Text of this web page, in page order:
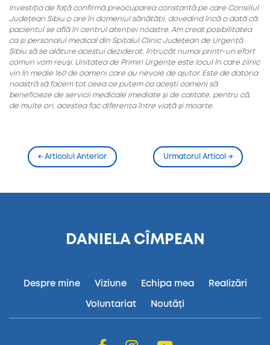
Investiția de față confirmă preocuparea constantă pe care Consiliul
Județean Sibiu o are în domeniul sănătății, dovedind încă o dată că
pacientul se află în centrul atenției noastre. Am creat posibilitatea
ca și personalul medical din Spitalul Clinic Județean de Urgență
Sibiu să se alăture acestui deziderat, întrucât numai printr-un efort
comun vom reuși. Unitatea de Primiri Urgențe este locul în care zilnic
vin în medie 160 de oameni care au nevoie de ajutor. Este de datoria
noastră să facem tot ceea ce putem ca acești oameni să
beneficieze de servicii medicale imediate și de calitate, pentru că,
de multe ori, acestea fac diferența între viață și moarte.
←Articolul Anterior Urmatorul Articol →
DANIELA CÎMPEAN
Despre mine Viziune Echipa mea Realizări
Voluntariat Noutăți